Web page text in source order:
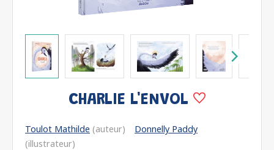
CHARLIE L'ENVOL
Toulot Mathilde (auteur)
Donnelly Paddy
(illustrateur)